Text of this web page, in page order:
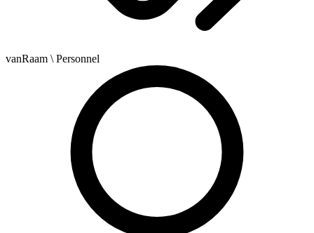
vanRaam \ Personnel